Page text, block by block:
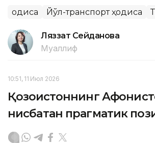
Ҳодиса Йўл-транспорт ҳодиса
Ляззат Сейданова
Муаллиф
10:51, 11 Июл 2026
Қозоғистоннинг
нисбатан прагматик